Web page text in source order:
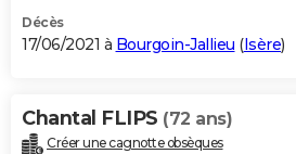
S'inscrire
Se connecter
Lycées
Collèges
Primaires
Universités
Entreprises
Service militaire
Avis de recherche
AVIS DE DÉCÈS
Bricolage
Lifestyle
Culture
Sport
Auto
Television
Voyage
Cinema
Décès
17/06/2021 à Bourgoin-Jallieu (Isère)
Chantal FLIPS (72 ans)
Créer une cagnotte obsèques